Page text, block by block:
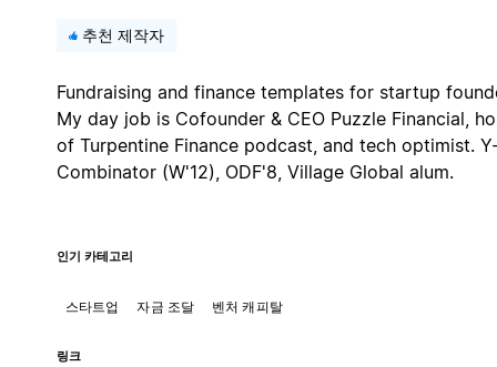
추천 제작자
Fundraising and finance templates for startup
My day job is Cofounder & CEO Puzzle Financial,
of Turpentine Finance podcast, and tech optimist.
Combinator (W'12), ODF'8, Village Global alum.
인기 카테고리
스타트업 자금 조달 벤처 캐피탈
링크